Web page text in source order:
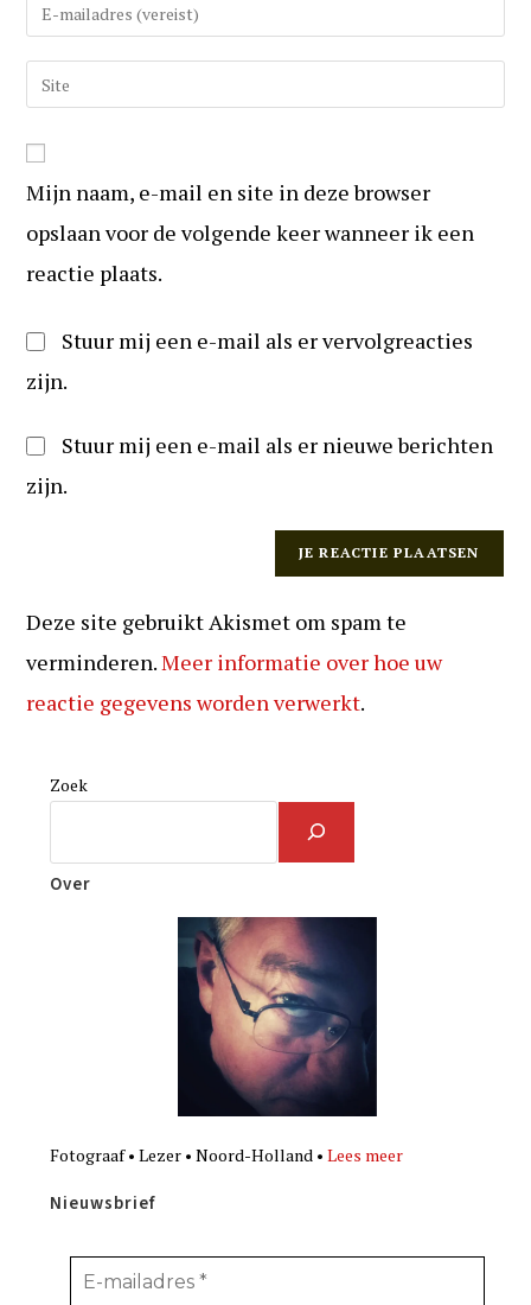
om
uw
e-
mail
om
te
reageren
Vul
uw
URL
in
(optioneel)
Mijn naam, e-mail en site in deze browser
opslaan voor de volgende keer wanneer ik een
reactie plaats.
Stuur mij een e-mail als er vervolgreacties
zijn.
Stuur mij een e-mail als er nieuwe berichten
zijn.
Deze site gebruikt Akismet om spam te
verminderen.Meer informatie over hoe uw
reactie gegevens worden verwerkt.
Zoek
Over
Fotograaf • Lezer • Noord-Holland •Lees meer
Nieuwsbrief